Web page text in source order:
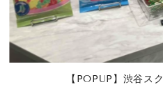
【POPUP】渋谷ス